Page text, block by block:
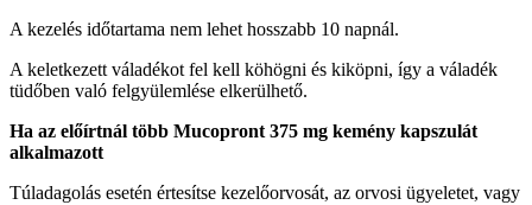
A kezelés időtartama nem lehet hosszabb 10 napnál.
A keletkezett váladékot fel kell köhögni és kiköpni, így a váladék
tüdőben való felgyülemlése elkerülhető.
Ha az előírtnál több Mucopront 375 mg kemény kapszulát
alkalmazott
Túladagolás esetén értesítse kezelőorvosát, az orvosi ügyeletet, vagy